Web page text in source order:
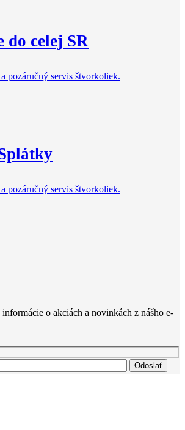
do celej SR
pozáručný servis štvorkoliek.
pozáručný servis štvorkoliek.
o akciách a novinkách z nášho e-
Odoslať